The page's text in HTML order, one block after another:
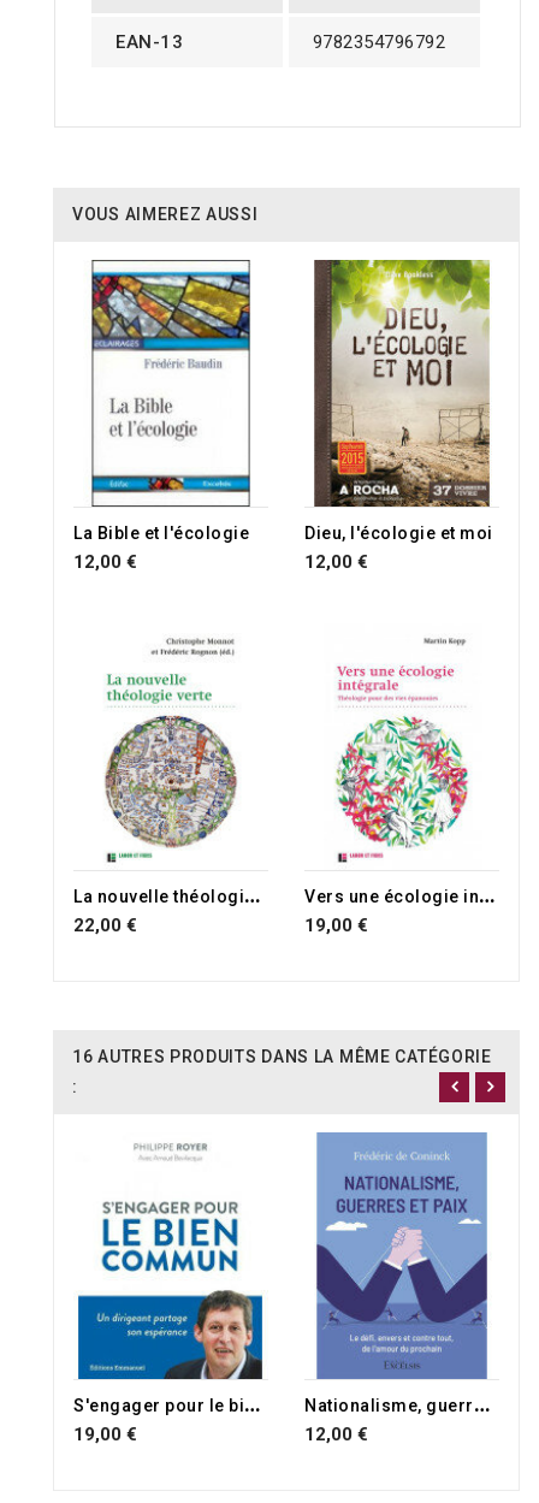
EAN-13 9782354796792
VOUS AIMEREZ AUSSI
La Bible et l'écologie
12,00 €
Dieu, l'écologie et moi
12,00 €
RUPTURE DE STOCK L
a nouvelle théologie verte
22,00 €
V
ers une écologie intégrale
19,00 €
16 AUTRES PRODUITS DANS LA MÊME CATÉGORIE
:
S
'engager pour le bien commun
19,00 €
N
ationalisme, guerres et paix
12,00 €